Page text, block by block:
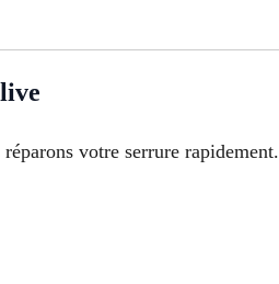
votre serrure rapidement.